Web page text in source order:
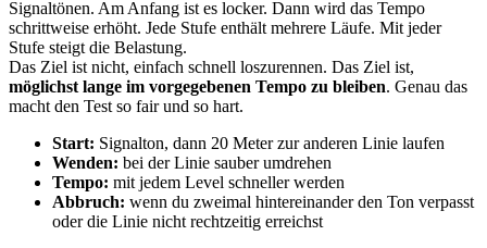
Signaltönen. Am Anfang ist es locker. Dann wird das Tempo
schrittweise erhöht. Jede Stufe enthält mehrere Läufe. Mit jeder
Stufe steigt die Belastung.
Das Ziel ist nicht, einfach schnell loszurennen. Das Ziel ist,
möglichst lange im vorgegebenen Tempo zu bleiben. Genau das
macht den Test so fair und so hart.
Start: Signalton, dann 20 Meter zur anderen Linie laufen
Wenden: bei der Linie sauber umdrehen
Tempo: mit jedem Level schneller werden
Abbruch: wenn du zweimal hintereinander den Ton verpasst
oder die Linie nicht rechtzeitig erreichst